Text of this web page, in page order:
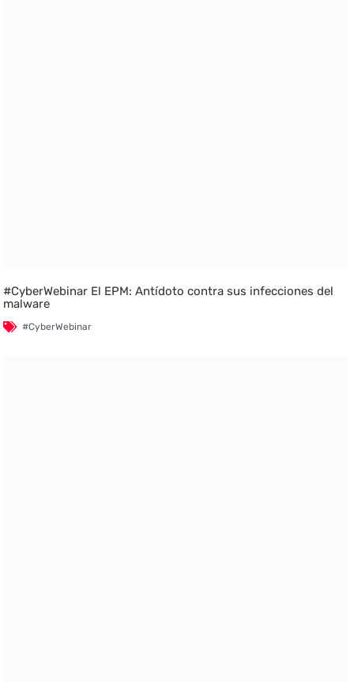
#CyberWebinar El EPM: Antídoto contra sus infecciones del
malware
#CyberWebinar